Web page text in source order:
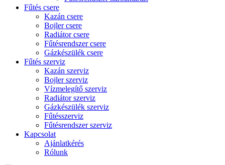
Fűtés csere
Kazán csere
Bojler csere
Radiátor csere
Fűtésrendszer csere
Gázkészülék csere
Fűtés szerviz
Kazán szerviz
Bojler szerviz
Vízmelegítő szerviz
Radiátor szerviz
Gázkészülék szerviz
Fűtésszerviz
Fűtésrendszer szerviz
Kapcsolat
Ajánlatkérés
Rólunk